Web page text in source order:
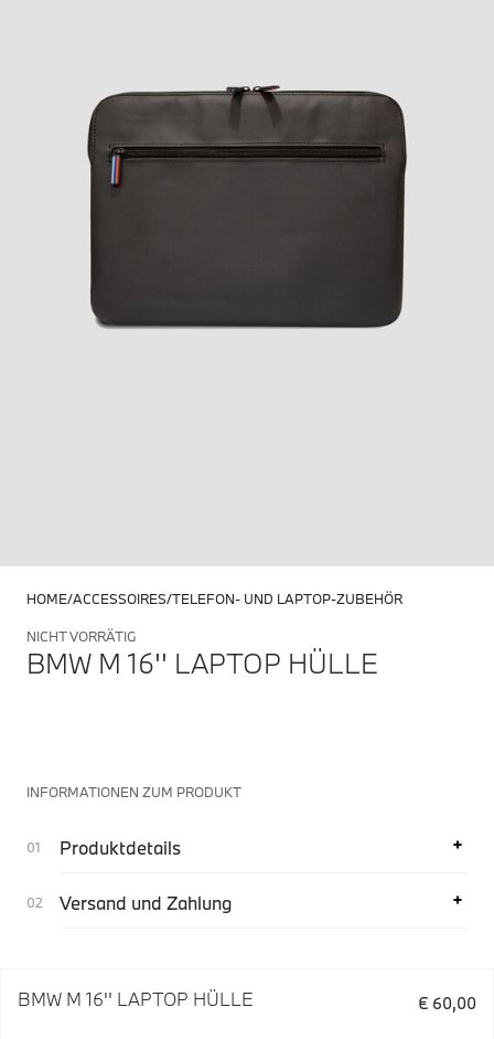
HOME ACCESSOIRES TELEFON- UND LAPTOP-ZUBEHÖR
NICHT VORRÄTIG
BMW M 16'' LAPTOP HÜLLE
INFORMATIONEN ZUM PRODUKT
Produktdetails
Versand und Zahlung
BMW M 16'' LAPTOP HÜLLE € 60,00